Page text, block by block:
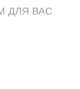
ДЛЯ ВАС